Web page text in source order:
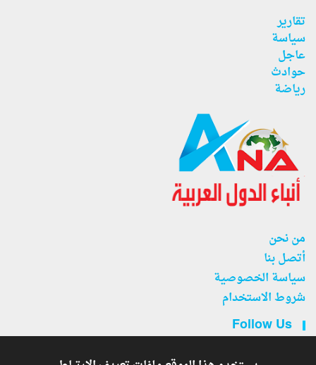
تقارير
سياسة
عاجل
حوادث
رياضة
من نحن
أتصل بنا
سياسة الخصوصية
شروط الاستخدام
Follow Us